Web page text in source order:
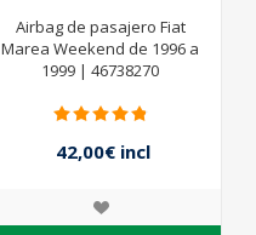
Airbag de pasajero Fiat
Marea Weekend de 1996 a
1999 | 46738270
42,00€ incl
impuestos